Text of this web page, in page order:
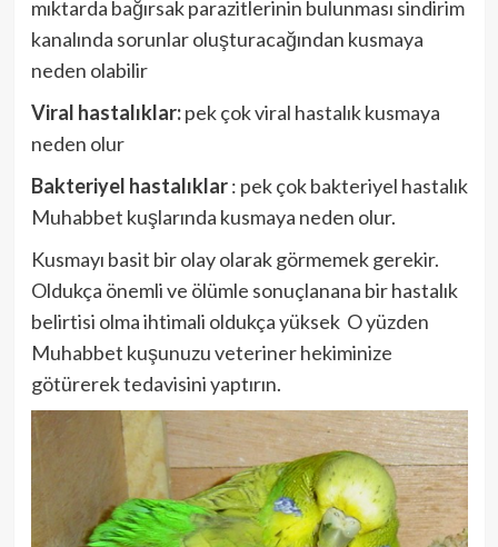
mıktarda bağırsak parazitlerinin bulunması sindirim
kanalında sorunlar oluşturacağından kusmaya
neden olabilir
Viral hastalıklar:pek çok viral hastalık kusmaya
neden olur
Bakteriyel hastalıklar: pek çok bakteriyel hastalık
Muhabbet kuşlarında kusmaya neden olur.
Kusmayı basit bir olay olarak görmemek gerekir.
Oldukça önemli ve ölümle sonuçlanana bir hastalık
belirtisi olma ihtimali oldukça yüksek O yüzden
Muhabbet kuşunuzu veteriner hekiminize
götürerek tedavisini yaptırın.